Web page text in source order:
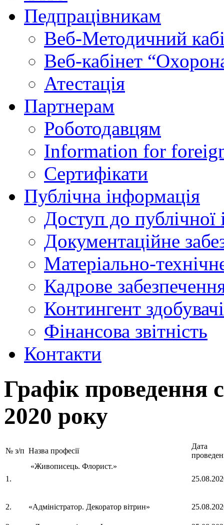
Педпрацівникам
Веб-Методичний
Веб-кабінет
Атестація
Партнерам
Роботодавцям
Information for
Сертифікати
Публічна інформація
Доступ до публічної
Документаційне
Матеріально-
Кадрове
Контингент
Фінансова звітність
Контакти
Графік проведення
2020 року
№ з/п Назва професії
Дата
1.
«Живописець. Флорист.»
2. «Адміністратор. Декоратор вітрин»